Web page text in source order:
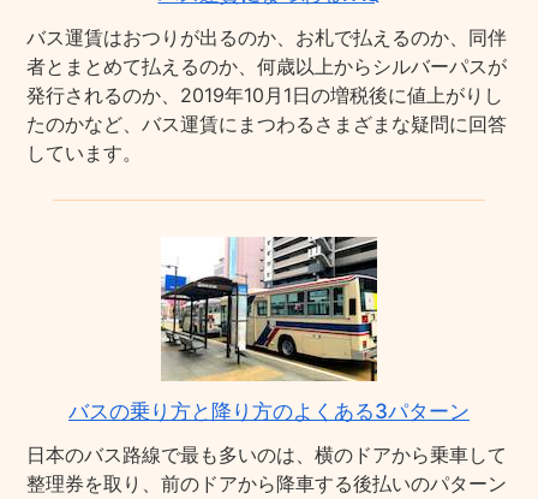
バス運賃はおつりが出るのか、お札で払えるのか、同伴
者とまとめて払えるのか、何歳以上からシルバーパスが
発行されるのか、2019年10月1日の増税後に値上がりし
たのかなど、バス運賃にまつわるさまざまな疑問に回答
しています。
バスの乗り方と降り方のよくある3パターン
日本のバス路線で最も多いのは、横のドアから乗車して
整理券を取り、前のドアから降車する後払いのパターン